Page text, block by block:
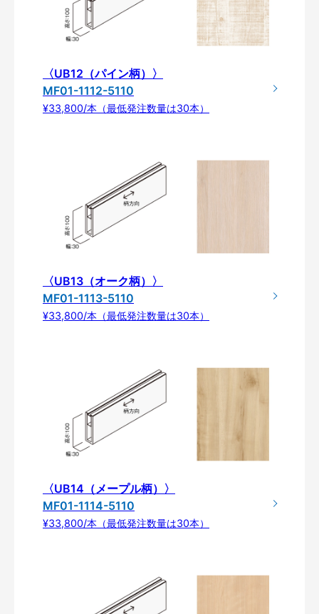
〈UB12（パイン柄）〉
MF01-1112-5110
¥33,800/本（最低発注数量は30本）
〈UB13（オーク柄）〉
MF01-1113-5110
¥33,800/本（最低発注数量は30本）
〈UB14（メープル柄）〉
MF01-1114-5110
¥33,800/本（最低発注数量は30本）